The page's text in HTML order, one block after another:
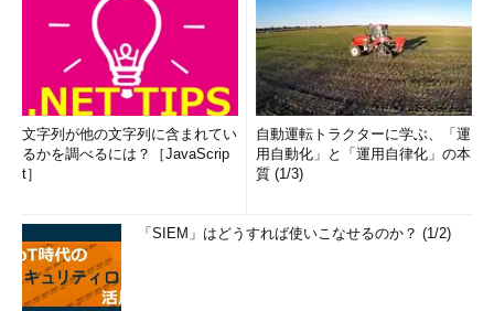
文字列が他の文字列に含まれてい
るかを調べるには？［JavaScrip
t］
自動運転トラクターに学ぶ、「運
用自動化」と「運用自律化」の本
質 (1/3)
「SIEM」はどうすれば使いこなせるのか？ (1/2)